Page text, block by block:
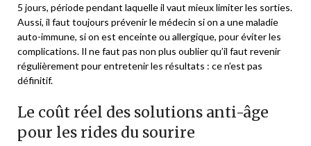
5 jours, période pendant laquelle il vaut mieux limiter les sorties.
Aussi, il faut toujours prévenir le médecin si on a une maladie
auto-immune, si on est enceinte ou allergique, pour éviter les
complications. Il ne faut pas non plus oublier qu’il faut revenir
régulièrement pour entretenir les résultats : ce n’est pas
définitif.
Le coût réel des solutions anti-âge
pour les rides du sourire